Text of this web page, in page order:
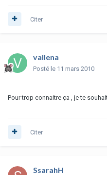
Citer
vallena
Posté le 11 mars 2010
Pour trop connaitre ça , je te
Citer
SsarahH